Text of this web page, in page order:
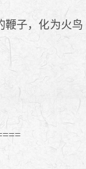
子，化为火鸟